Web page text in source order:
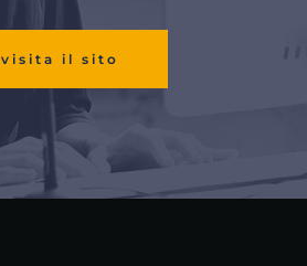
visita il sito